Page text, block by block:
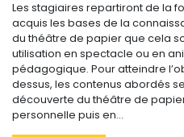
Les stagiaires repartiront de la
acquis les bases de la
du théâtre de papier que cela
utilisation en spectacle ou en
pédagogique. Pour atteindre
dessus, les contenus abordés
découverte du théâtre de
personnelle puis en…